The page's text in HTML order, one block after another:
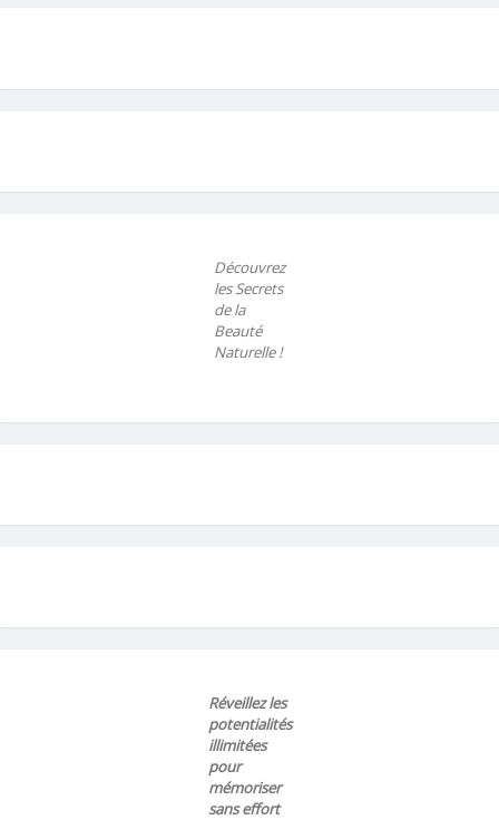
Découvrez
les Secrets
de la
Beauté
Naturelle !
Réveillez les
potentialités
illimitées
pour
mémoriser
sans effort